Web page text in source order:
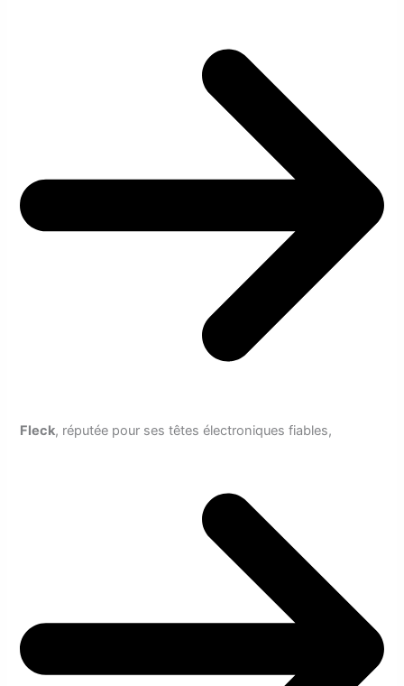
Fleck, réputée pour ses têtes électroniques fiables,